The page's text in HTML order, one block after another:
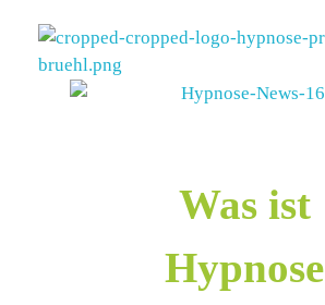
Hypnose Praxis Brühl
Was ist
Hypnose